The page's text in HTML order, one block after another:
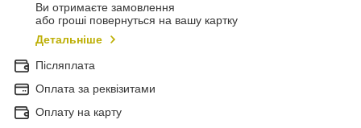
Ви отримаєте замовлення
або гроші повернуться на вашу картку
Детальніше
Післяплата
Оплата за реквізитами
Оплату на карту